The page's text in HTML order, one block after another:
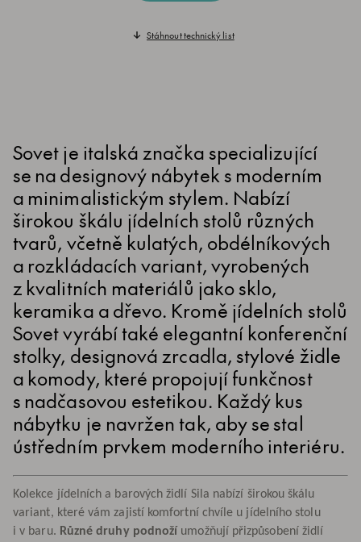
Stáhnout technický list
Sovet je italská značka specializující
se na designový nábytek s moderním
a minimalistickým stylem. Nabízí
širokou škálu jídelních stolů různých
tvarů, včetně kulatých, obdélníkových
a rozkládacích variant, vyrobených
z kvalitních materiálů jako sklo,
keramika a dřevo. Kromě jídelních stolů
Sovet vyrábí také elegantní konferenční
stolky, designová zrcadla, stylové židle
a komody, které propojují funkčnost
s nadčasovou estetikou. Každý kus
nábytku je navržen tak, aby se stal
ústředním prvkem moderního interiéru.
Kolekce jídelních a barových židlí Sila nabízí širokou škálu
variant, které vám zajistí komfortní chvíle u jídelního stolu
i v baru. Různé druhy podnoží umožňují přizpůsobení židlí